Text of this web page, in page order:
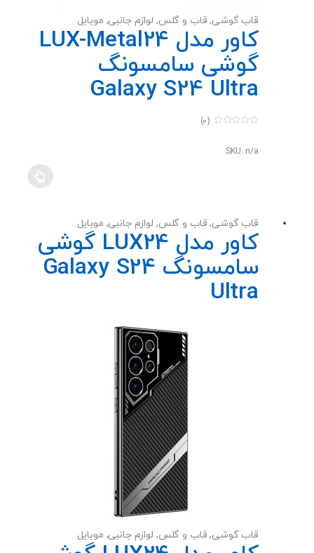
قاب گوشی, قاب و گلس, لوازم جانبی, موبایل
کاور مدل LUX-Metal24
گوشی سامسونگ
Galaxy S24 Ultra
u
(0)
SKU: n/a
قاب گوشی, قاب و گلس, لوازم جانبی, موبایل
کاور مدل LUX24 گوشی
سامسونگ Galaxy S24
Ultra
قاب گوشی, قاب و گلس, لوازم جانبی, موبایل